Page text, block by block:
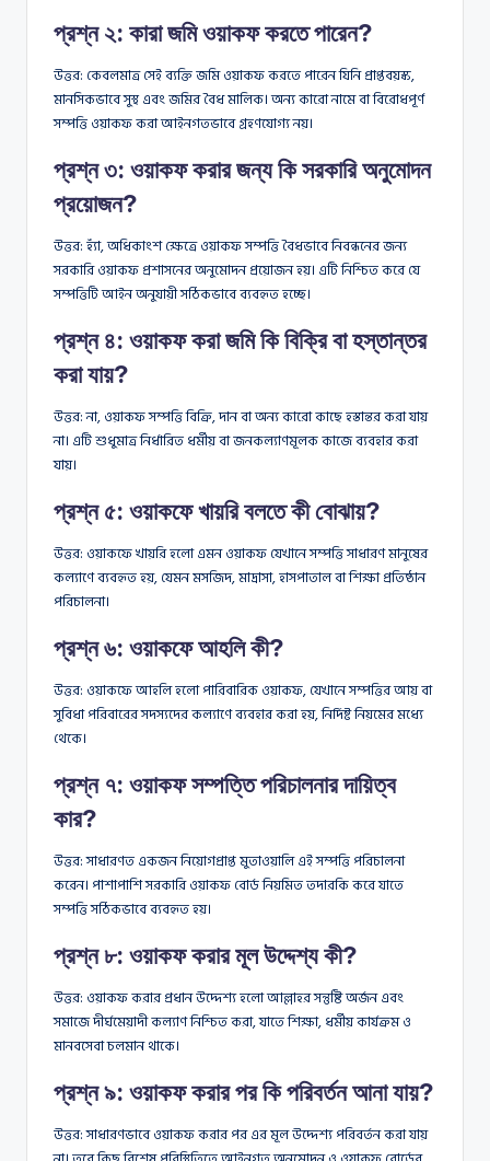
প্রশ্ন ২: কারা জমি ওয়াকফ করতে পারেন?
উত্তর: কেবলমাত্র সেই ব্যক্তি জমি ওয়াকফ করতে পারেন যিনি প্রাপ্তবয়স্ক,
মানসিকভাবে সুস্থ এবং জমির বৈধ মালিক। অন্য কারো নামে বা বিরোধপূর্ণ
সম্পত্তি ওয়াকফ করা আইনগতভাবে গ্রহণযোগ্য নয়।
প্রশ্ন ৩: ওয়াকফ করার জন্য কি সরকারি অনুমোদন
প্রয়োজন?
উত্তর: হ্যাঁ, অধিকাংশ ক্ষেত্রে ওয়াকফ সম্পত্তি বৈধভাবে নিবন্ধনের জন্য
সরকারি ওয়াকফ প্রশাসনের অনুমোদন প্রয়োজন হয়। এটি নিশ্চিত করে যে
সম্পত্তিটি আইন অনুযায়ী সঠিকভাবে ব্যবহৃত হচ্ছে।
প্রশ্ন ৪: ওয়াকফ করা জমি কি বিক্রি বা হস্তান্তর
করা যায়?
উত্তর: না, ওয়াকফ সম্পত্তি বিক্রি, দান বা অন্য কারো কাছে হস্তান্তর করা যায়
না। এটি শুধুমাত্র নির্ধারিত ধর্মীয় বা জনকল্যাণমূলক কাজে ব্যবহার করা
যায়।
প্রশ্ন ৫: ওয়াকফে খায়রি বলতে কী বোঝায়?
উত্তর: ওয়াকফে খায়রি হলো এমন ওয়াকফ যেখানে সম্পত্তি সাধারণ মানুষের
কল্যাণে ব্যবহৃত হয়, যেমন মসজিদ, মাদ্রাসা, হাসপাতাল বা শিক্ষা প্রতিষ্ঠান
পরিচালনা।
প্রশ্ন ৬: ওয়াকফে আহলি কী?
উত্তর: ওয়াকফে আহলি হলো পারিবারিক ওয়াকফ, যেখানে সম্পত্তির আয় বা
সুবিধা পরিবারের সদস্যদের কল্যাণে ব্যবহার করা হয়, নির্দিষ্ট নিয়মের মধ্যে
থেকে।
প্রশ্ন ৭: ওয়াকফ সম্পত্তি পরিচালনার দায়িত্ব
কার?
উত্তর: সাধারণত একজন নিয়োগপ্রাপ্ত মুতাওয়ালি এই সম্পত্তি পরিচালনা
করেন। পাশাপাশি সরকারি ওয়াকফ বোর্ড নিয়মিত তদারকি করে যাতে
সম্পত্তি সঠিকভাবে ব্যবহৃত হয়।
প্রশ্ন ৮: ওয়াকফ করার মূল উদ্দেশ্য কী?
উত্তর: ওয়াকফ করার প্রধান উদ্দেশ্য হলো আল্লাহর সন্তুষ্টি অর্জন এবং
সমাজে দীর্ঘমেয়াদী কল্যাণ নিশ্চিত করা, যাতে শিক্ষা, ধর্মীয় কার্যক্রম ও
মানবসেবা চলমান থাকে।
প্রশ্ন ৯: ওয়াকফ করার পর কি পরিবর্তন আনা যায়?
উত্তর: সাধারণভাবে ওয়াকফ করার পর এর মূল উদ্দেশ্য পরিবর্তন করা যায়